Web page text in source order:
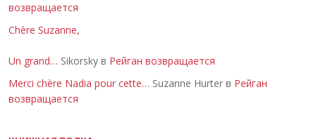
возвращается
Chère Suzanne,
Un grand… Sikorsky в Рейган возвращается
Merci chère Nadia pour cette… Suzanne Hurter в Рейган
возвращается